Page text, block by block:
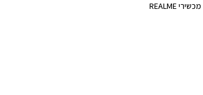
מכשירי REALME